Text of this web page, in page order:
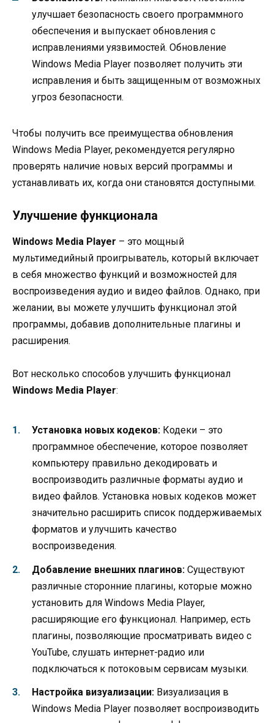
улучшает безопасность своего программного
обеспечения и выпускает обновления с
исправлениями уязвимостей. Обновление
Windows Media Player позволяет получить эти
исправления и быть защищенным от возможных
угроз безопасности.
Чтобы получить все преимущества обновления
Windows Media Player, рекомендуется регулярно
проверять наличие новых версий программы и
устанавливать их, когда они становятся доступными.
Улучшение функционала
Windows Media Player – это мощный
мультимедийный проигрыватель, который включает
в себя множество функций и возможностей для
воспроизведения аудио и видео файлов. Однако, при
желании, вы можете улучшить функционал этой
программы, добавив дополнительные плагины и
расширения.
Вот несколько способов улучшить функционал
Windows Media Player:
Установка новых кодеков: Кодеки – это
программное обеспечение, которое позволяет
компьютеру правильно декодировать и
воспроизводить различные форматы аудио и
видео файлов. Установка новых кодеков может
значительно расширить список поддерживаемых
форматов и улучшить качество
воспроизведения.
Добавление внешних плагинов: Существуют
различные сторонние плагины, которые можно
установить для Windows Media Player,
расширяющие его функционал. Например, есть
плагины, позволяющие просматривать видео с
YouTube, слушать интернет-радио или
подключаться к потоковым сервисам музыки.
Настройка визуализации: Визуализация в
Windows Media Player позволяет воспроизводить